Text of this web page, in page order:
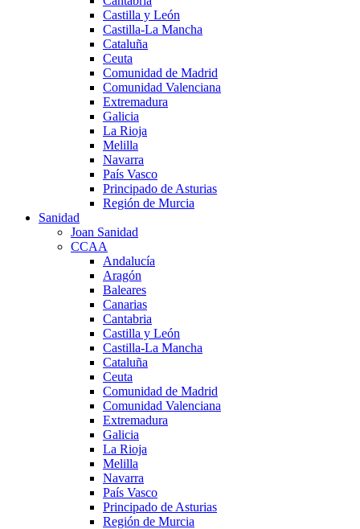
Castilla y León
Castilla-La Mancha
Cataluña
Ceuta
Comunidad de Madrid
Comunidad Valenciana
Extremadura
Galicia
La Rioja
Melilla
Navarra
País Vasco
Principado de Asturias
Región de Murcia
Sanidad
Joan Sanidad
CCAA
Andalucía
Aragón
Baleares
Canarias
Cantabria
Castilla y León
Castilla-La Mancha
Cataluña
Ceuta
Comunidad de Madrid
Comunidad Valenciana
Extremadura
Galicia
La Rioja
Melilla
Navarra
País Vasco
Principado de Asturias
Región de Murcia